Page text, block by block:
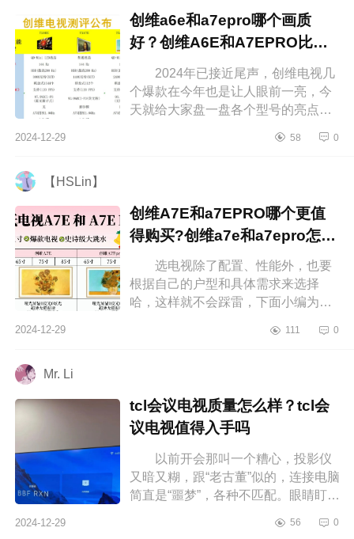
创维a6e和a7epro哪个画质
好？创维A6E和A7EPRO比较
哪个好
2024年已接近尾声，创维电视几
个爆款在今年也是让人眼前一亮，今
天就给大家盘一盘各个型号的亮点，
a7epro哪个画质好？创维A6E和
2024-12-29 58 0
【HSLin】
创维A7E和a7EPRO哪个更值
得购买?创维a7e和a7epro怎么
选电视除了配置、性能外，也要
根据自己的户型和具体需求来选择
哈，这样就不会踩雷，下面小编为大
值得购买?创维a7e和a7epro怎么
2024-12-29 111 0
Mr. Li
tcl会议电视质量怎么样？tcl会
议电视值得入手吗
以前开会那叫一个糟心，投影仪
又暗又糊，跟“老古董”似的，连接电脑
简直是“噩梦”，各种不匹配。眼睛盯着
但TCL会议电视一来哇哦，下...
2024-12-29 56 0